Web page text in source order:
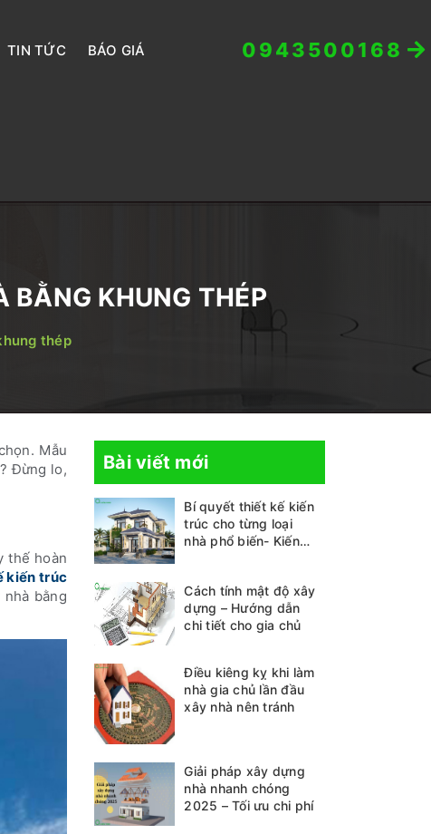
TIN TỨC BÁO GIÁ 0943500168
BẰNG KHUNG THÉP
thép
Mẫu
Đừng lo,
thế hoàn
kiến trúc
bằng
Bài viết mới
Bí quyết thiết kế kiến
trúc cho từng loại
nhà phổ biến- Kiến
Cách tính mật độ xây
dựng – Hướng dẫn
chi tiết cho gia chủ
Điều kiêng kỵ khi làm
nhà gia chủ lần đầu
xây nhà nên tránh
Giải pháp xây dựng
nhà nhanh chóng
2025 – Tối ưu chi phí